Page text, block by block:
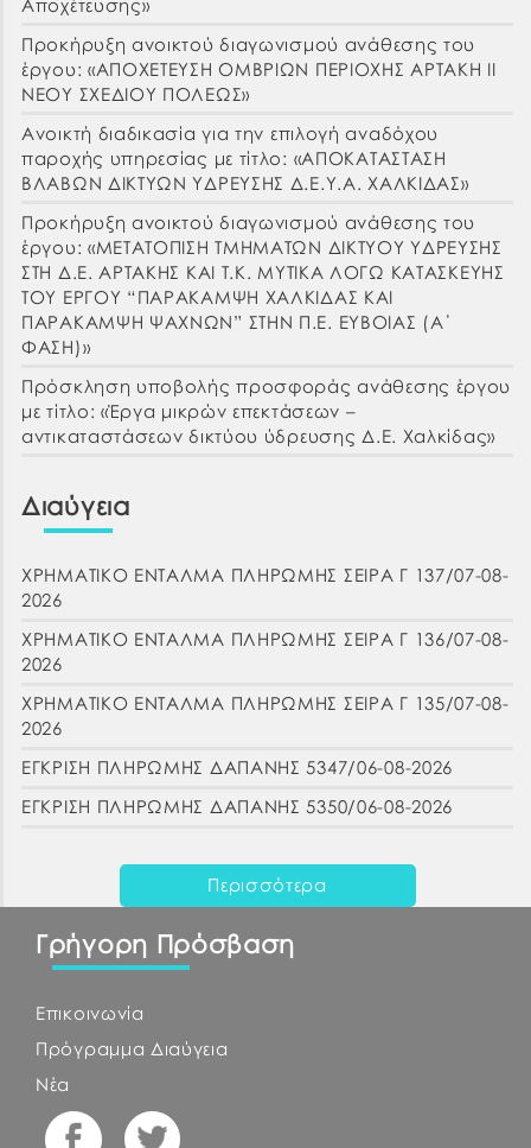
Αποχέτευσης»
Προκήρυξη ανοικτού διαγωνισμού ανάθεσης του
έργου: «ΑΠΟΧΕΤΕΥΣΗ ΟΜΒΡΙΩΝ ΠΕΡΙΟΧΗΣ ΑΡΤΑΚΗ ΙΙ
ΝΕΟΥ ΣΧΕΔΙΟΥ ΠΟΛΕΩΣ»
Ανοικτή διαδικασία για την επιλογή αναδόχου
παροχής υπηρεσίας με τίτλο: «ΑΠΟΚΑΤΑΣΤΑΣΗ
ΒΛΑΒΩΝ ΔΙΚΤΥΩΝ ΥΔΡΕΥΣΗΣ Δ.Ε.Υ.Α. ΧΑΛΚΙΔΑΣ»
Προκήρυξη ανοικτού διαγωνισμού ανάθεσης του
έργου: «ΜΕΤΑΤΟΠΙΣΗ ΤΜΗΜΑΤΩΝ ΔΙΚΤΥΟΥ ΥΔΡΕΥΣΗΣ
ΣΤΗ Δ.Ε. ΑΡΤΑΚΗΣ ΚΑΙ Τ.Κ. ΜΥΤΙΚΑ ΛΟΓΩ ΚΑΤΑΣΚΕΥΗΣ
ΤΟΥ ΕΡΓΟΥ “ΠΑΡΑΚΑΜΨΗ ΧΑΛΚΙΔΑΣ ΚΑΙ
ΠΑΡΑΚΑΜΨΗ ΨΑΧΝΩΝ” ΣΤΗΝ Π.Ε. ΕΥΒΟΙΑΣ (Α΄
ΦΑΣΗ)»
Πρόσκληση υποβολής προσφοράς ανάθεσης έργου
με τίτλο: «Έργα μικρών επεκτάσεων –
αντικαταστάσεων δικτύου ύδρευσης Δ.Ε. Χαλκίδας»
Διαύγεια
ΧΡΗΜΑΤΙΚΟ ΕΝΤΑΛΜΑ ΠΛΗΡΩΜΗΣ ΣΕΙΡΑ Γ 137/07-08-
2026
ΧΡΗΜΑΤΙΚΟ ΕΝΤΑΛΜΑ ΠΛΗΡΩΜΗΣ ΣΕΙΡΑ Γ 136/07-08-
2026
ΧΡΗΜΑΤΙΚΟ ΕΝΤΑΛΜΑ ΠΛΗΡΩΜΗΣ ΣΕΙΡΑ Γ 135/07-08-
2026
ΕΓΚΡΙΣΗ ΠΛΗΡΩΜΗΣ ΔΑΠΑΝΗΣ 5347/06-08-2026
ΕΓΚΡΙΣΗ ΠΛΗΡΩΜΗΣ ΔΑΠΑΝΗΣ 5350/06-08-2026
Περισσότερα
Γρήγορη Πρόσβαση
Επικοινωνία
Πρόγραμμα Διαύγεια
Νέα